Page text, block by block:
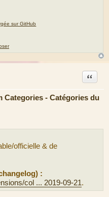
sur GitHub
Categories - Catégories du
Citation
officielle & de
:
col ... 2019-09-21.